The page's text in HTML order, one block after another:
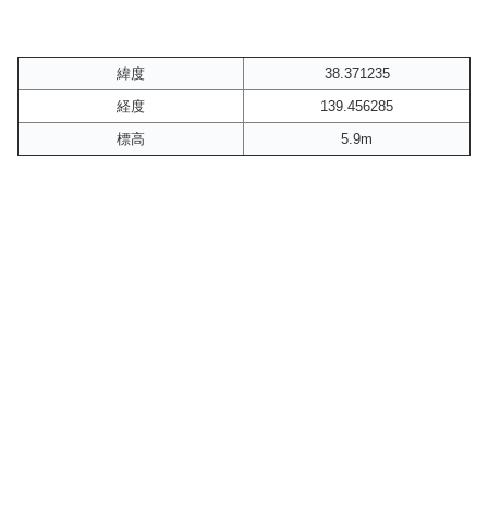
緯度
38.371235
経度
139.456285
標高
5.9m